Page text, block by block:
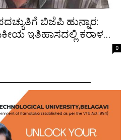
ಬಿಜೆಪಿ ಹುನ್ನಾರ:
ಇತಿಹಾಸದಲ್ಲಿ ಕರಾಳ...
0